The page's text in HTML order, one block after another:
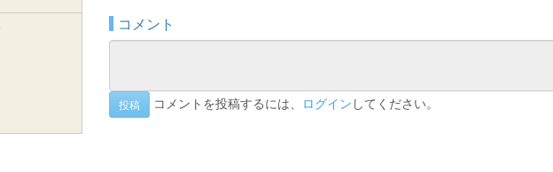
コメント
投稿 コメントを投稿するには、 ログイン してください。